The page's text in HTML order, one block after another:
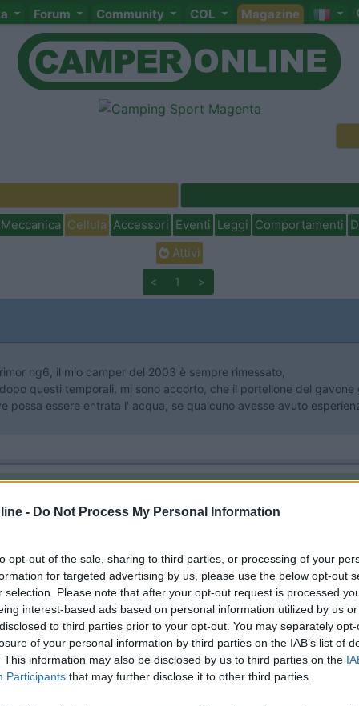
- Do Not Process My Personal Information
opt-out of the sale, sharing to third parties, or processing of your
for targeted advertising by us, please use the below opt-out
selection. Please note that after your opt-out request is processed
interest-based ads based on personal information utilized by us
to third parties prior to your opt-out. You may separately
of your personal information by third parties on the IAB’s list of
This information may also be disclosed by us to third parties on the
Participants that may further disclose it to other third parties.
Forum Community COL Magazine
Meccanica Cellula Accessori Eventi Leggi Comportamenti
Attivi
< 1 >
ng6, il mio camper del 2003 è sempre rimessato,
questi temporali, mi sono accorto, che il portellone del
possa essere entrata l' acqua, se qualcuno avesse avuto
mio camper del 2003 è sempre rimessato, per qualche tempo è dovuto
...
un po' d'acqua alla base della cornice. La guarnizione,
è ovvio che ristagni un po' d'acqua. L'importante è che non